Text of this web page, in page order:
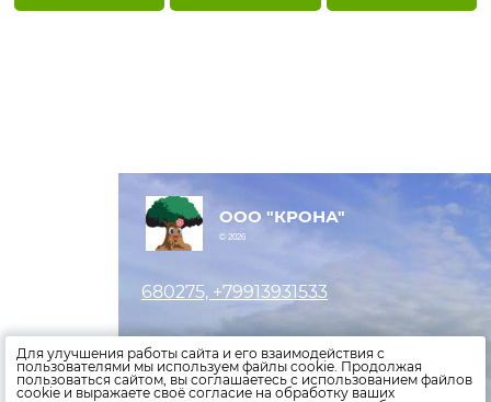
ООО "КРОНА"
© 2026
680275, +79913931533
Оставить заявку
Внести показания счетчиков
Для улучшения работы сайта и его взаимодействия с
пользователями мы используем файлы cookie. Продолжая
пользоваться сайтом, вы соглашаетесь с использованием файлов
cookie и выражаете своё согласие на обработку ваших